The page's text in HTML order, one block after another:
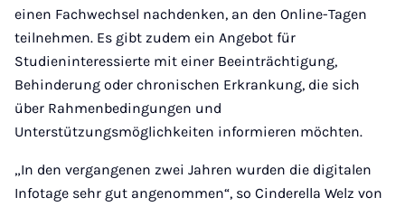
einen Fachwechsel nachdenken, an den Online-Tagen
teilnehmen. Es gibt zudem ein Angebot für
Studieninteressierte mit einer Beeinträchtigung,
Behinderung oder chronischen Erkrankung, die sich
über Rahmenbedingungen und
Unterstützungsmöglichkeiten informieren möchten.
„In den vergangenen zwei Jahren wurden die digitalen
Infotage sehr gut angenommen“, so Cinderella Welz von